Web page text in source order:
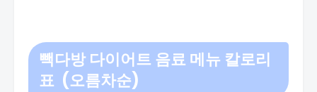
빽다방 다이어트 음료 메뉴 칼로리
표 (오름차순)